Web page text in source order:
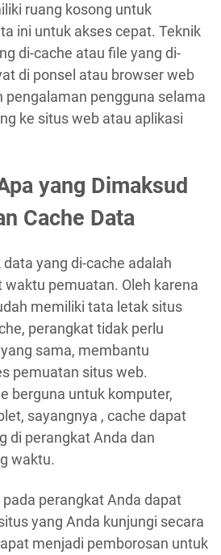
ruang kosong untuk
ini untuk akses cepat. Teknik
di-cache atau file yang di-
di ponsel atau browser web
pengalaman pengguna selama
ke situs web atau aplikasi
yang Dimaksud
Cache Data
yang di-cache adalah
pemuatan. Oleh karena
memiliki tata letak situs
perangkat tidak perlu
sama, membantu
pemuatan situs web.
berguna untuk komputer,
sayangnya , cache dapat
di perangkat Anda dan
waktu.
perangkat Anda dapat
yang Anda kunjungi secara
menjadi pemborosan untuk